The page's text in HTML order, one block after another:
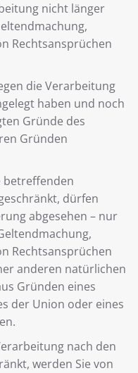
nicht länger
Rechtsansprüchen
die Verarbeitung
haben und noch
Gründe des
Gründen
betreffenden
dürfen
abgesehen – nur
Rechtsansprüchen
anderen natürlichen
Gründen eines
der Union oder eines
nach den
werden Sie von